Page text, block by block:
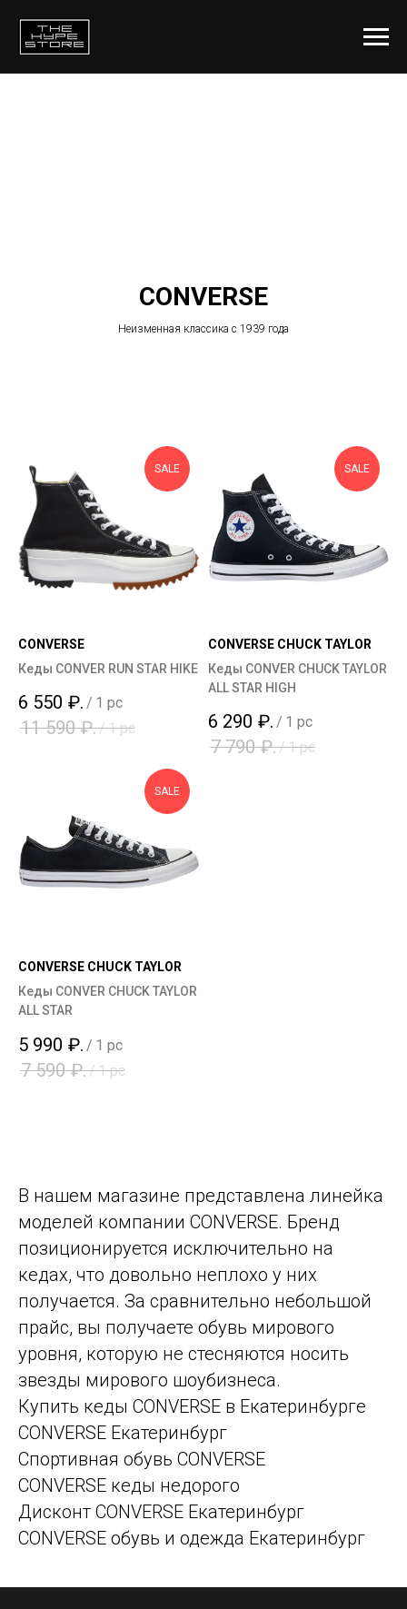
CONVERSE
Неизменная классика с 1939 года
SALE
CONVERSE
Кеды CONVER RUN STAR HIKE
6 550 ₽. / 1 pc
11 590 ₽./1 pc
SALE
CONVERSE CHUCK TAYLOR
Кеды CONVER CHUCK TAYLOR
ALL STAR HIGH
6 290 ₽. / 1 pc
7 790 ₽./1 pc
SALE
CONVERSE CHUCK TAYLOR
Кеды CONVER CHUCK TAYLOR
ALL STAR
5 990 ₽. / 1 pc
7 590 ₽./1 pc
В нашем магазине представлена линейка
моделей компании CONVERSE. Бренд
позиционируется исключительно на
кедах, что довольно неплохо у них
получается. За сравнительно небольшой
прайс, вы получаете обувь мирового
уровня, которую не стесняются носить
звезды мирового шоубизнеса.
Купить кеды CONVERSE в Екатеринбурге
CONVERSE Екатеринбург
Спортивная обувь CONVERSE
CONVERSE кеды недорого
Дисконт CONVERSE Екатеринбург
CONVERSE обувь и одежда Екатеринбург